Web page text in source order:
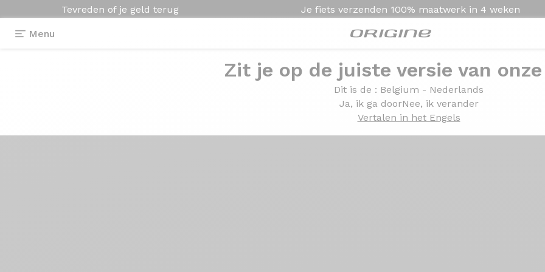
Tevreden of je geld terug Je fiets verzenden 100% maatwerk in 4 weken
Menu
Zit je op de juiste versie van
Dit is de : Belgium - Nederlands
Ja, ik ga doorNee, ik verander
Vertalen in het Engels
Presentatie